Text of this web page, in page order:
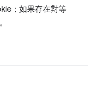
；如果存在對等